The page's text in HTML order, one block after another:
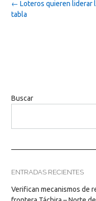
Post
navigation
← Loteros quieren liderar
tabla
Buscar
ENTRADAS RECIENTES
Verifican mecanismos de